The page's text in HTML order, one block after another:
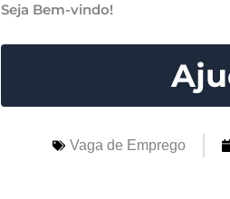
Seja Bem-vindo!
Vaga de Emprego